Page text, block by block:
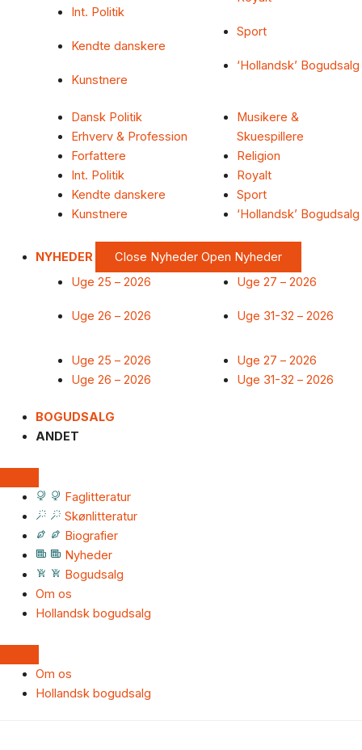
Int. Politik
Kendte danskere
Kunstnere
Sport
‘Hollandsk’ Bogudsalg
Dansk Politik
Erhverv & Profession
Forfattere
Int. Politik
Kendte danskere
Kunstnere
Musikere &
Skuespillere
Religion
Royalt
Sport
‘Hollandsk’ Bogudsalg
NYHEDER Close Nyheder Open Nyheder
Uge 25 – 2026
Uge 26 – 2026
Uge 27 – 2026
Uge 31-32 – 2026
Uge 25 – 2026
Uge 26 – 2026
Uge 27 – 2026
Uge 31-32 – 2026
BOGUDSALG
ANDET
Faglitteratur
Skønlitteratur
Biografier
Nyheder
Bogudsalg
Om os
Hollandsk bogudsalg
Om os
Hollandsk bogudsalg